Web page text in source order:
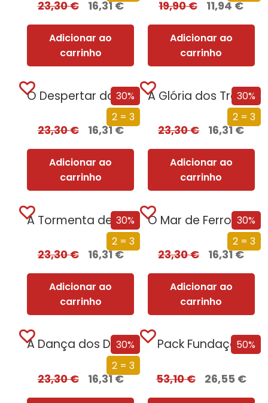
23,30€ 16,31€
Adicionar ao
carrinho
19,90€ 11,94€
Adicionar ao
carrinho
30%
2 = 3
O Despertar da Magia (Edição especial limitada)
23,30€ 16,31€
Adicionar ao
carrinho
30%
2 = 3
A Glória dos Traidores (Edição especial limitada)
23,30€ 16,31€
Adicionar ao
carrinho
30%
2 = 3
A Tormenta de Espadas (Edição especial limitada)
23,30€ 16,31€
Adicionar ao
carrinho
30%
2 = 3
O Mar de Ferro (Edição especial limitada)
23,30€ 16,31€
Adicionar ao
carrinho
30%
2 = 3
A Dança dos Dragões (Edição especial limitada)
23,30€ 16,31€
50%
Pack Fundação
53,10€ 26,55 €